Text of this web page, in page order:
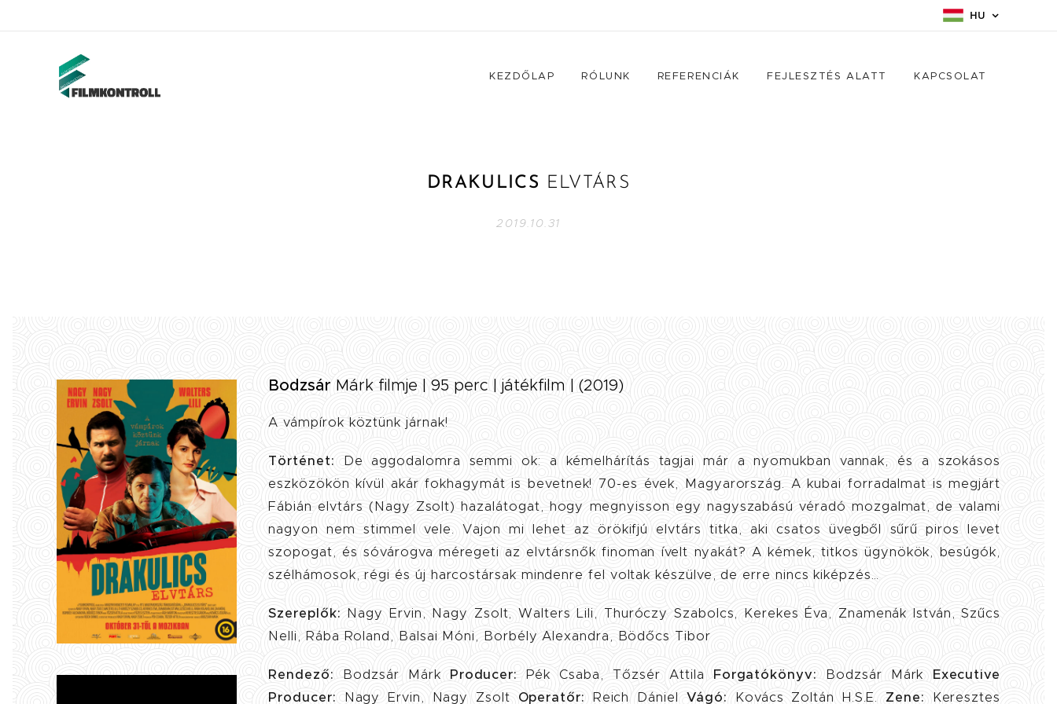
HU
KEZDŐLAP RÓLUNK REFERENCIÁK FEJLESZTÉS ALATT KAPCSOLAT
DRAKULICS ELVTÁRS
2019.10.31
Bodzsár Márk filmje | 95 perc | játékfilm | (2019)
A vámpírok köztünk járnak!
Történet: De aggodalomra semmi ok: a kémelhárítás tagjai már a nyomukban vannak, és a szokásos
eszközökön kívül akár fokhagymát is bevetnek! 70-es évek, Magyarország. A kubai forradalmat is megjárt
Fábián elvtárs (Nagy Zsolt) hazalátogat, hogy megnyisson egy nagyszabású véradó mozgalmat, de valami
nagyon nem stimmel vele. Vajon mi lehet az örökifjú elvtárs titka, aki csatos üvegből sűrű piros levet
szopogat, és sóvárogva méregeti az elvtársnők finoman ívelt nyakát? A kémek, titkos ügynökök, besúgók,
szélhámosok, régi és új harcostársak mindenre fel voltak készülve, de erre nincs kiképzés…
Szereplők: Nagy Ervin, Nagy Zsolt, Walters Lili, Thuróczy Szabolcs, Kerekes Éva, Znamenák István, Szűcs
Nelli, Rába Roland, Balsai Móni, Borbély Alexandra, Bödőcs Tibor
Rendező: Bodzsár Márk Producer: Pék Csaba, Tőzsér Attila Forgatókönyv: Bodzsár Márk Executive
Producer: Nagy Ervin, Nagy Zsolt Operatőr: Reich Dániel Vágó: Kovács Zoltán H.S.E. Zene: Keresztes